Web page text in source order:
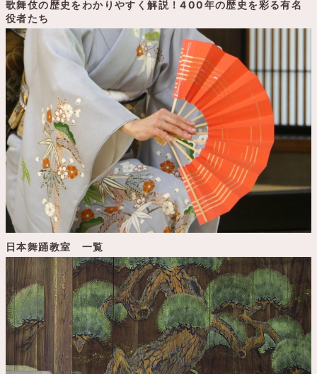
歌舞伎の歴史をわかりやすく解説！400年の歴史を彩る有名
役者たち
日本舞踊教室 一覧